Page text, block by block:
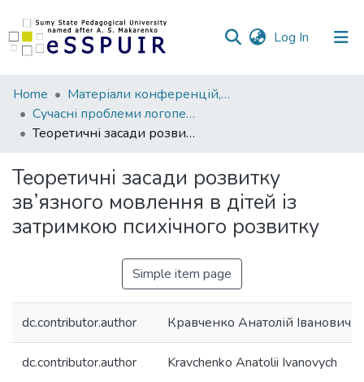
Log In (current)
Communities
&
Collections
Statistics
Home
Матеріали конференцій, семінарів, читань
Сучасні проблеми логопедії та реабілітації
Теоретичні засади розвитку зв’язного мовлення в дітей із затримкою психічного розвитку
Теоретичні засади розвитку
зв’язного мовлення в дітей із
затримкою психічного розвитку
Simple item page
dc.contributor.author Кравченко Анатолій Іванович
dc.contributor.author Kravchenko Anatolii Ivanovych